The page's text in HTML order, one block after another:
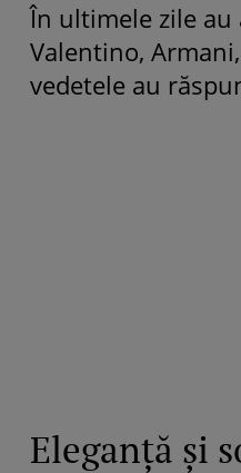
În ultimele zile au
Valentino,
vedetele au
Eleganţă şi